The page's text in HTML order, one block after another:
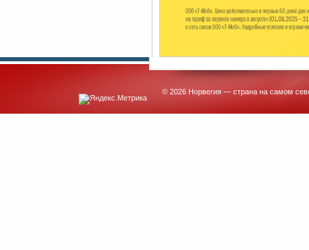
© 2026 Норвегия — страна на самом